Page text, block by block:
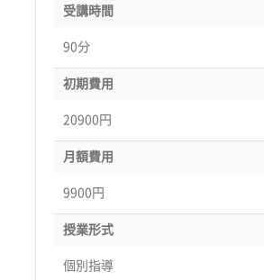
受講時間
90分
初期費用
20900円
月額費用
9900円
授業形式
個別指導